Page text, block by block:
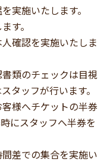
実施いたします。
す。
確認を実施いたしま
類のチェックは目視
タッフが行います。
様へチケットの半券
にスタッフへ半券を
差での集合を実施い